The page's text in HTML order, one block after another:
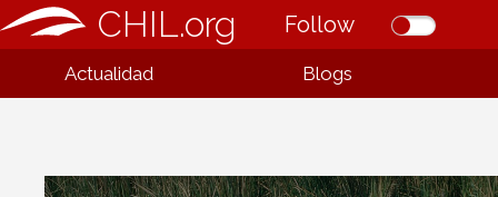
CHIL.org Follow
Actualidad Blogs